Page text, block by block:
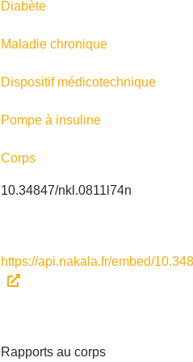
Diabète
Maladie chronique
Dispositif médicotechnique
Pompe à insuline
Corps
10.34847/nkl.0811l74n
https://api.nakala.fr/embed/
Rapports au corps